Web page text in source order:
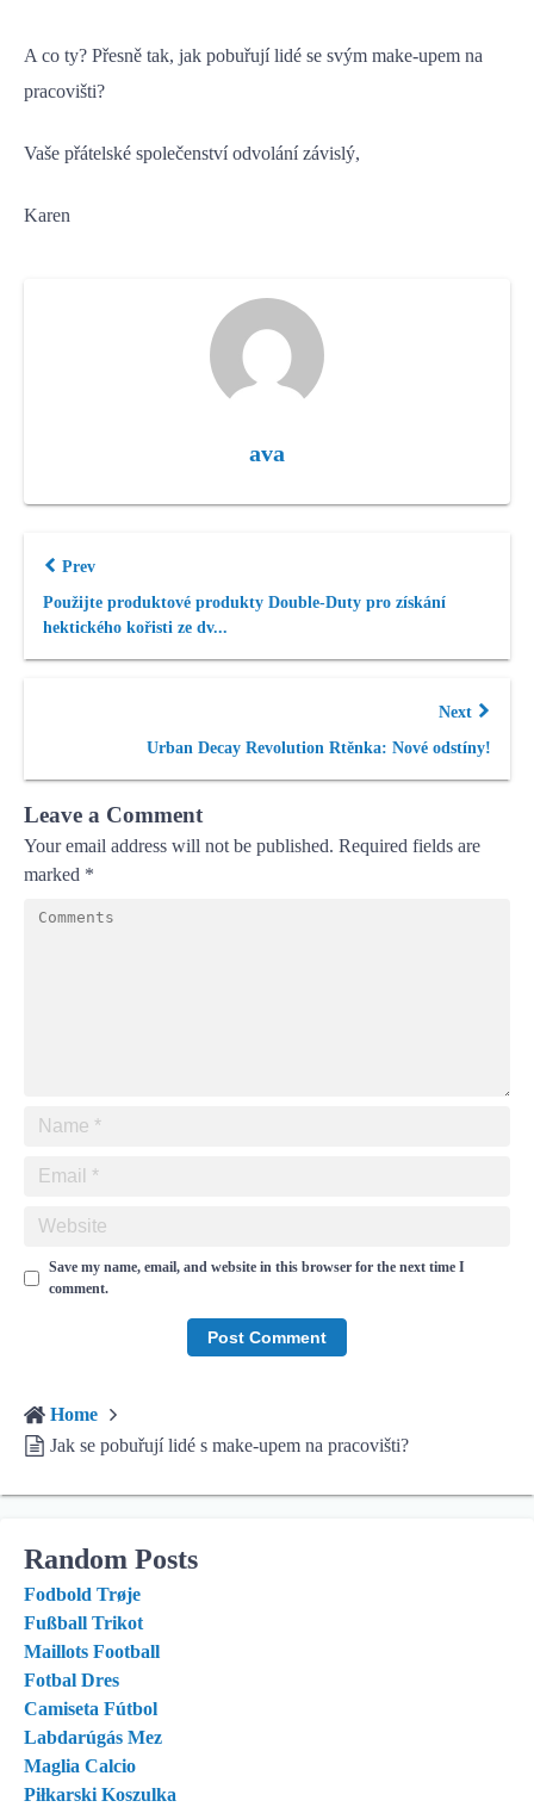
A co ty? Přesně tak, jak pobuřují lidé se svým make-upem na
pracovišti?
Vaše přátelské společenství odvolání závislý,
Karen
ava
Prev
Použijte produktové produkty Double-Duty pro získání
hektického kořisti ze dv...
Next
Urban Decay Revolution Rtěnka: Nové odstíny!
Leave a Comment
Your email address will not be published. Required fields are
marked *
Save my name, email, and website in this browser for the next time I
comment.
Home
Jak se pobuřují lidé s make-upem na pracovišti?
Random Posts
Fodbold Trøje
Fußball Trikot
Maillots Football
Fotbal Dres
Camiseta Fútbol
Labdarúgás Mez
Maglia Calcio
Piłkarski Koszulka